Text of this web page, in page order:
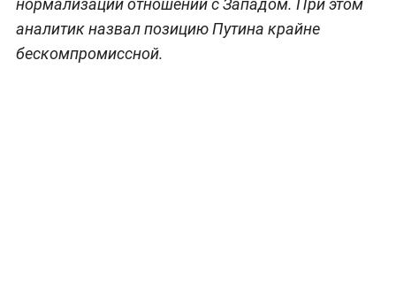
нормализации отношений с Западом. При этом
аналитик назвал позицию Путина крайне
бескомпромиссной.